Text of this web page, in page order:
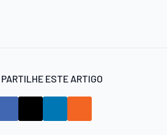
PARTILHE ESTE ARTIGO